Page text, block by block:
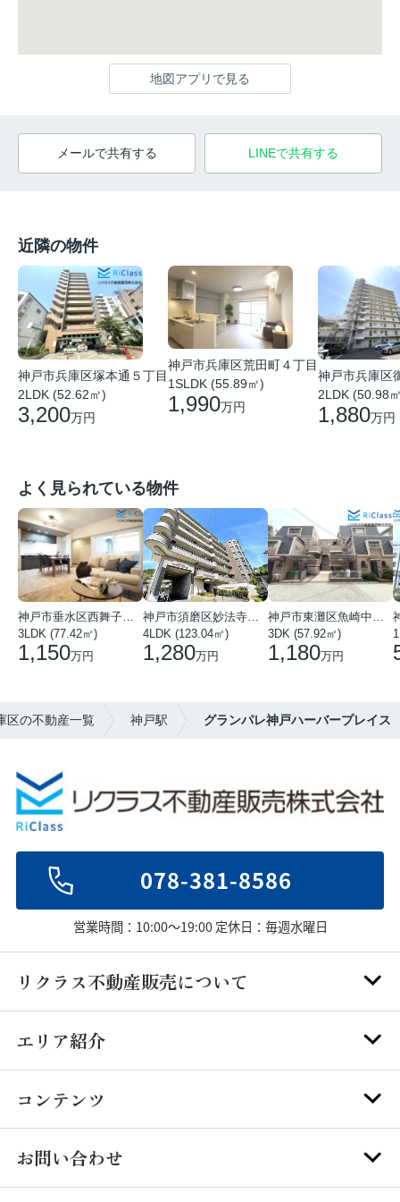
地図アプリで見る
メールで共有する LINEで共有する
近隣の物件
神戸市兵庫区塚本通５丁目
2LDK (52.62㎡)
3,200万円
神戸市兵庫区荒田町４丁目
1SLDK (55.89㎡)
1,990万円
神戸市兵庫区
2LDK (50.98
1,880万円
よく見られている物件
3LDK (77.42㎡)
1,150万円
4LDK (123.04㎡)
1,280万円
3DK (57.92㎡)
1,180万円
区の不動産一覧 神戸駅 グランパレ神戸ハーバープレイス
078-381-8586
営業時間：10:00～19:00 定休日：毎週水曜日
リクラス不動産販売について
エリア紹介
コンテンツ
お問い合わせ